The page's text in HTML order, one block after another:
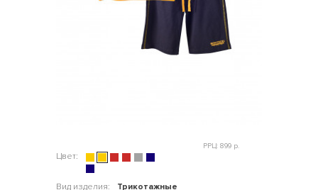
Цвет:
Вид изделия:
Трикотажные
РРЦ: 899 р.